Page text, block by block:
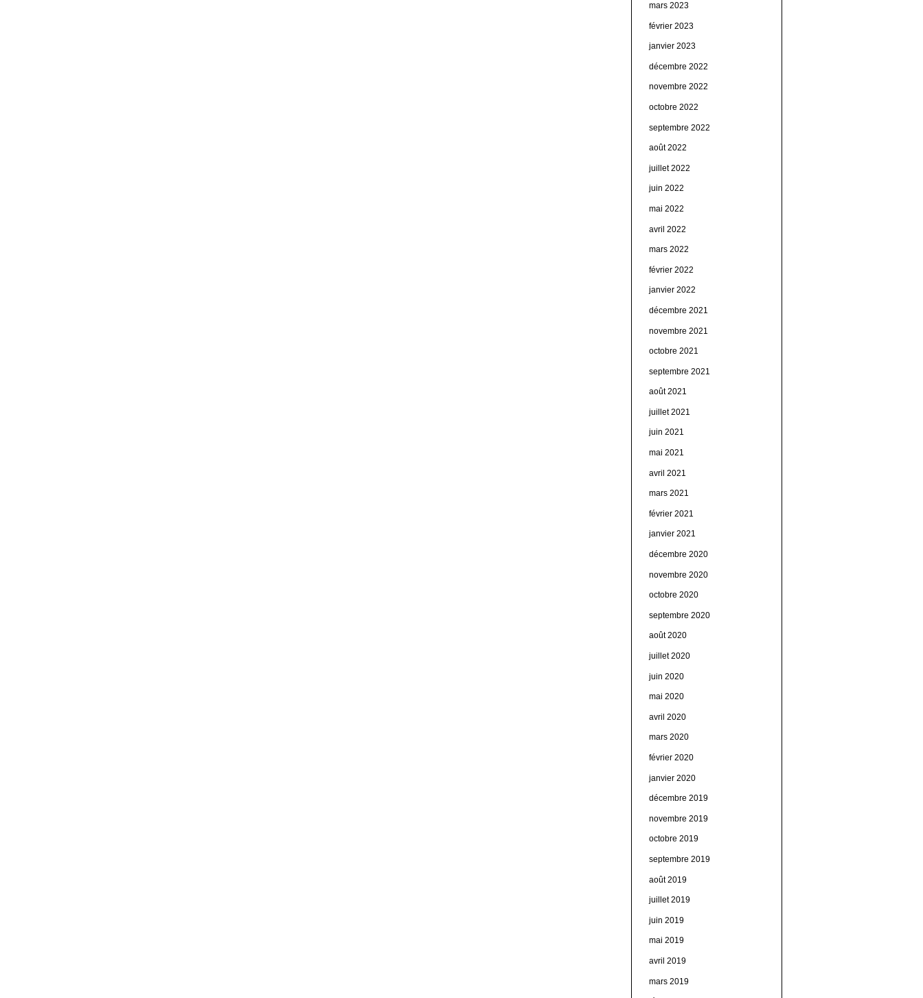
mars 2023
février 2023
janvier 2023
décembre 2022
novembre 2022
octobre 2022
septembre 2022
août 2022
juillet 2022
juin 2022
mai 2022
avril 2022
mars 2022
février 2022
janvier 2022
décembre 2021
novembre 2021
octobre 2021
septembre 2021
août 2021
juillet 2021
juin 2021
mai 2021
avril 2021
mars 2021
février 2021
janvier 2021
décembre 2020
novembre 2020
octobre 2020
septembre 2020
août 2020
juillet 2020
juin 2020
mai 2020
avril 2020
mars 2020
février 2020
janvier 2020
décembre 2019
novembre 2019
octobre 2019
septembre 2019
août 2019
juillet 2019
juin 2019
mai 2019
avril 2019
mars 2019